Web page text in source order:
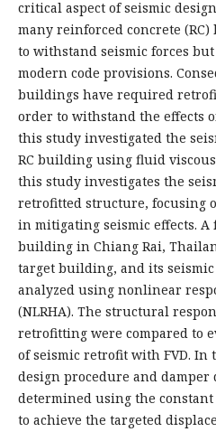
critical aspect of seismic
many reinforced concrete
to withstand seismic forces
modern code provisions.
buildings have required
order to withstand the effects
this study investigated the
RC building using fluid viscous
this study investigates the
retrofitted structure, focusing
in mitigating seismic effects. A
building in Chiang Rai,
target building, and its
analyzed using nonlinear
(NLRHA). The structural
retrofitting were compared to
of seismic retrofit with FVD.
design procedure and
determined using the
to achieve the targeted